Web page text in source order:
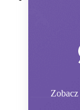
Zobacz